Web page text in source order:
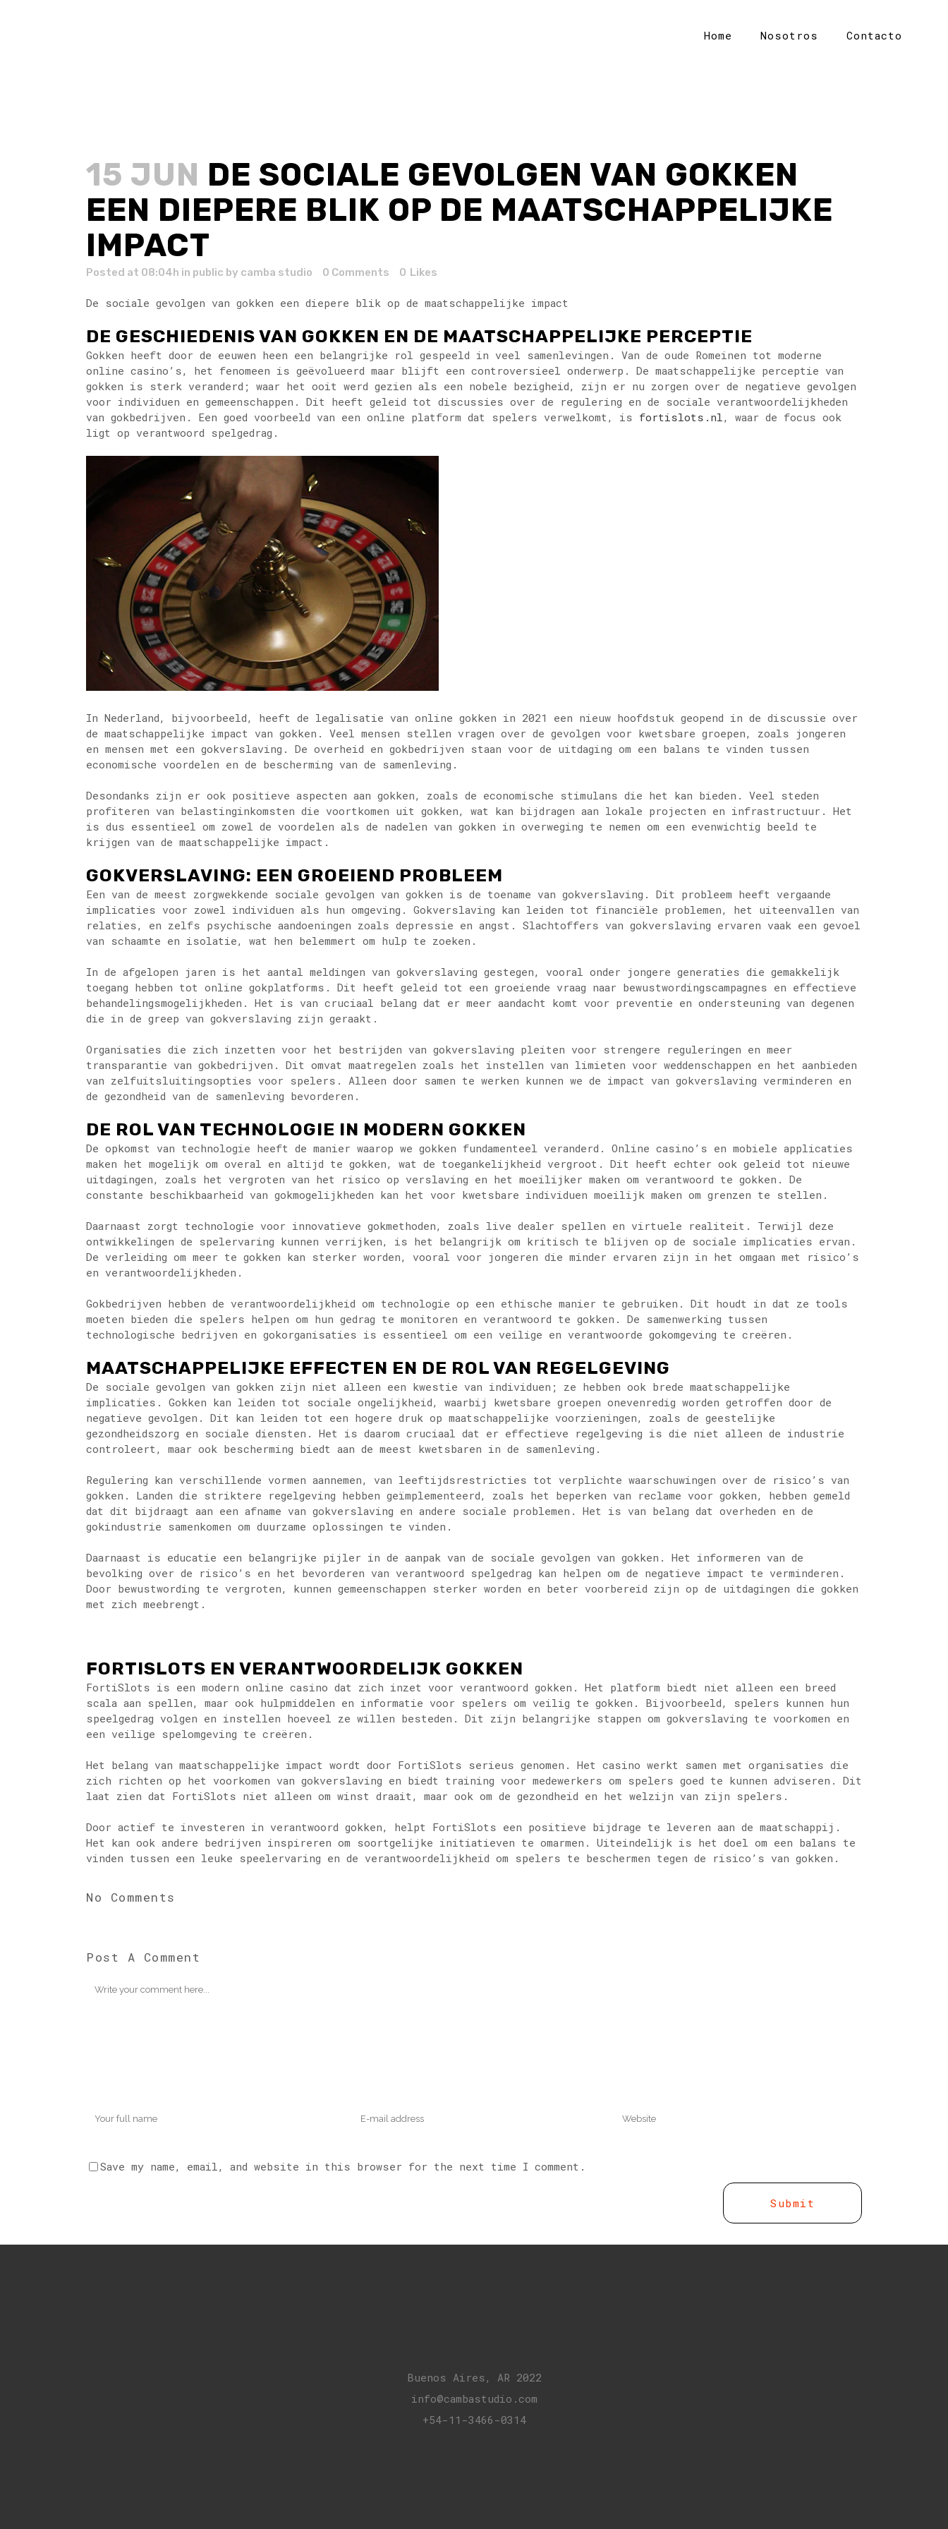
Home Nosotros Contacto
15 JUN DE SOCIALE GEVOLGEN VAN GOKKEN
EEN DIEPERE BLIK OP DE MAATSCHAPPELIJKE
IMPACT
Posted at 08:04h in public by camba studio 0 Comments 0 Likes
De sociale gevolgen van gokken een diepere blik op de maatschappelijke impact
DE GESCHIEDENIS VAN GOKKEN EN DE MAATSCHAPPELIJKE PERCEPTIE
Gokken heeft door de eeuwen heen een belangrijke rol gespeeld in veel samenlevingen. Van de oude Romeinen tot moderne
online casino’s, het fenomeen is geëvolueerd maar blijft een controversieel onderwerp. De maatschappelijke perceptie van
gokken is sterk veranderd; waar het ooit werd gezien als een nobele bezigheid, zijn er nu zorgen over de negatieve gevolgen
voor individuen en gemeenschappen. Dit heeft geleid tot discussies over de regulering en de sociale verantwoordelijkheden
van gokbedrijven. Een goed voorbeeld van een online platform dat spelers verwelkomt, is fortislots.nl, waar de focus ook
ligt op verantwoord spelgedrag.
In Nederland, bijvoorbeeld, heeft de legalisatie van online gokken in 2021 een nieuw hoofdstuk geopend in de discussie over
de maatschappelijke impact van gokken. Veel mensen stellen vragen over de gevolgen voor kwetsbare groepen, zoals jongeren
en mensen met een gokverslaving. De overheid en gokbedrijven staan voor de uitdaging om een balans te vinden tussen
economische voordelen en de bescherming van de samenleving.
Desondanks zijn er ook positieve aspecten aan gokken, zoals de economische stimulans die het kan bieden. Veel steden
profiteren van belastinginkomsten die voortkomen uit gokken, wat kan bijdragen aan lokale projecten en infrastructuur. Het
is dus essentieel om zowel de voordelen als de nadelen van gokken in overweging te nemen om een evenwichtig beeld te
krijgen van de maatschappelijke impact.
GOKVERSLAVING: EEN GROEIEND PROBLEEM
Een van de meest zorgwekkende sociale gevolgen van gokken is de toename van gokverslaving. Dit probleem heeft vergaande
implicaties voor zowel individuen als hun omgeving. Gokverslaving kan leiden tot financiële problemen, het uiteenvallen van
relaties, en zelfs psychische aandoeningen zoals depressie en angst. Slachtoffers van gokverslaving ervaren vaak een gevoel
van schaamte en isolatie, wat hen belemmert om hulp te zoeken.
In de afgelopen jaren is het aantal meldingen van gokverslaving gestegen, vooral onder jongere generaties die gemakkelijk
toegang hebben tot online gokplatforms. Dit heeft geleid tot een groeiende vraag naar bewustwordingscampagnes en effectieve
behandelingsmogelijkheden. Het is van cruciaal belang dat er meer aandacht komt voor preventie en ondersteuning van degenen
die in de greep van gokverslaving zijn geraakt.
Organisaties die zich inzetten voor het bestrijden van gokverslaving pleiten voor strengere reguleringen en meer
transparantie van gokbedrijven. Dit omvat maatregelen zoals het instellen van limieten voor weddenschappen en het aanbieden
van zelfuitsluitingsopties voor spelers. Alleen door samen te werken kunnen we de impact van gokverslaving verminderen en
de gezondheid van de samenleving bevorderen.
DE ROL VAN TECHNOLOGIE IN MODERN GOKKEN
De opkomst van technologie heeft de manier waarop we gokken fundamenteel veranderd. Online casino’s en mobiele applicaties
maken het mogelijk om overal en altijd te gokken, wat de toegankelijkheid vergroot. Dit heeft echter ook geleid tot nieuwe
uitdagingen, zoals het vergroten van het risico op verslaving en het moeilijker maken om verantwoord te gokken. De
constante beschikbaarheid van gokmogelijkheden kan het voor kwetsbare individuen moeilijk maken om grenzen te stellen.
Daarnaast zorgt technologie voor innovatieve gokmethoden, zoals live dealer spellen en virtuele realiteit. Terwijl deze
ontwikkelingen de spelervaring kunnen verrijken, is het belangrijk om kritisch te blijven op de sociale implicaties ervan.
De verleiding om meer te gokken kan sterker worden, vooral voor jongeren die minder ervaren zijn in het omgaan met risico’s
en verantwoordelijkheden.
Gokbedrijven hebben de verantwoordelijkheid om technologie op een ethische manier te gebruiken. Dit houdt in dat ze tools
moeten bieden die spelers helpen om hun gedrag te monitoren en verantwoord te gokken. De samenwerking tussen
technologische bedrijven en gokorganisaties is essentieel om een veilige en verantwoorde gokomgeving te creëren.
MAATSCHAPPELIJKE EFFECTEN EN DE ROL VAN REGELGEVING
De sociale gevolgen van gokken zijn niet alleen een kwestie van individuen; ze hebben ook brede maatschappelijke
implicaties. Gokken kan leiden tot sociale ongelijkheid, waarbij kwetsbare groepen onevenredig worden getroffen door de
negatieve gevolgen. Dit kan leiden tot een hogere druk op maatschappelijke voorzieningen, zoals de geestelijke
gezondheidszorg en sociale diensten. Het is daarom cruciaal dat er effectieve regelgeving is die niet alleen de industrie
controleert, maar ook bescherming biedt aan de meest kwetsbaren in de samenleving.
Regulering kan verschillende vormen aannemen, van leeftijdsrestricties tot verplichte waarschuwingen over de risico’s van
gokken. Landen die striktere regelgeving hebben geïmplementeerd, zoals het beperken van reclame voor gokken, hebben gemeld
dat dit bijdraagt aan een afname van gokverslaving en andere sociale problemen. Het is van belang dat overheden en de
gokindustrie samenkomen om duurzame oplossingen te vinden.
Daarnaast is educatie een belangrijke pijler in de aanpak van de sociale gevolgen van gokken. Het informeren van de
bevolking over de risico’s en het bevorderen van verantwoord spelgedrag kan helpen om de negatieve impact te verminderen.
Door bewustwording te vergroten, kunnen gemeenschappen sterker worden en beter voorbereid zijn op de uitdagingen die gokken
met zich meebrengt.
FORTISLOTS EN VERANTWOORDELIJK GOKKEN
FortiSlots is een modern online casino dat zich inzet voor verantwoord gokken. Het platform biedt niet alleen een breed
scala aan spellen, maar ook hulpmiddelen en informatie voor spelers om veilig te gokken. Bijvoorbeeld, spelers kunnen hun
speelgedrag volgen en instellen hoeveel ze willen besteden. Dit zijn belangrijke stappen om gokverslaving te voorkomen en
een veilige spelomgeving te creëren.
Het belang van maatschappelijke impact wordt door FortiSlots serieus genomen. Het casino werkt samen met organisaties die
zich richten op het voorkomen van gokverslaving en biedt training voor medewerkers om spelers goed te kunnen adviseren. Dit
laat zien dat FortiSlots niet alleen om winst draait, maar ook om de gezondheid en het welzijn van zijn spelers.
Door actief te investeren in verantwoord gokken, helpt FortiSlots een positieve bijdrage te leveren aan de maatschappij.
Het kan ook andere bedrijven inspireren om soortgelijke initiatieven te omarmen. Uiteindelijk is het doel om een balans te
vinden tussen een leuke speelervaring en de verantwoordelijkheid om spelers te beschermen tegen de risico’s van gokken.
No Comments
Post A Comment
Save my name, email, and website in this browser for the next time I comment.
Buenos Aires, AR 2022
info@cambastudio.com
+54-11-3466-0314